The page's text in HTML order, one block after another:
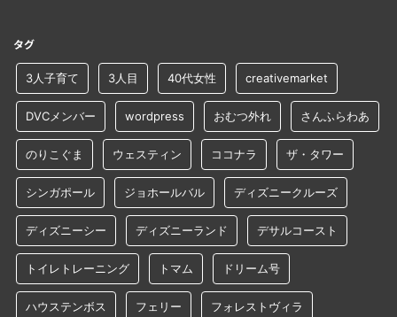
タグ
3人子育て 3人目 40代女性 creativemarket
DVCメンバー wordpress おむつ外れ さんふらわあ
のりこぐま ウェスティン ココナラ ザ・タワー
シンガポール ジョホールバル ディズニークルーズ
ディズニーシー ディズニーランド デサルコースト
トイレトレーニング トマム ドリーム号
ハウステンボス フェリー フォレストヴィラ